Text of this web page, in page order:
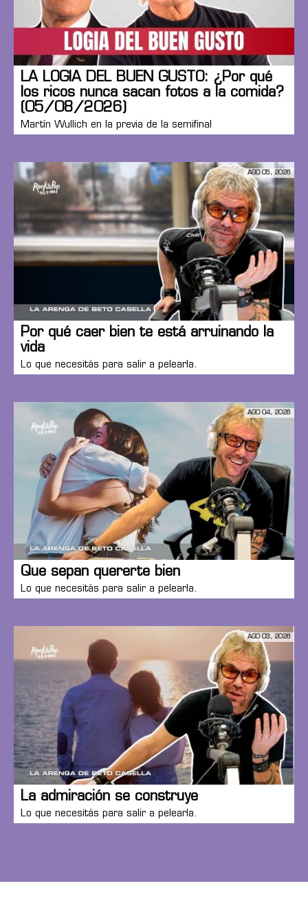
LA LOGIA DEL BUEN GUSTO: ¿Por qué
los ricos nunca sacan fotos a la comida?
(05/08/2026)
Martín Wullich en la previa de la semifinal
AGO 05, 2026
Por qué caer bien te está arruinando la
vida
Lo que necesitás para salir a pelearla.
AGO 04, 2026
Que sepan quererte bien
Lo que necesitás para salir a pelearla.
AGO 03, 2026
La admiración se construye
Lo que necesitás para salir a pelearla.